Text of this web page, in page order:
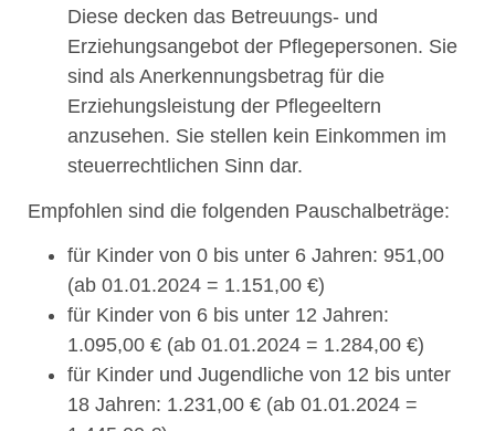
Diese decken das Betreuungs- und
Erziehungsangebot der Pflegepersonen. Sie
sind als Anerkennungsbetrag für die
Erziehungsleistung der Pflegeeltern
anzusehen. Sie stellen kein Einkommen im
steuerrechtlichen Sinn dar.
Empfohlen sind die folgenden Pauschalbeträge:
für Kinder von 0 bis unter 6 Jahren: 951,00
(ab 01.01.2024 = 1.151,00 €)
für Kinder von 6 bis unter 12 Jahren:
1.095,00 € (ab 01.01.2024 = 1.284,00 €)
für Kinder und Jugendliche von 12 bis unter
18 Jahren: 1.231,00 € (ab 01.01.2024 =